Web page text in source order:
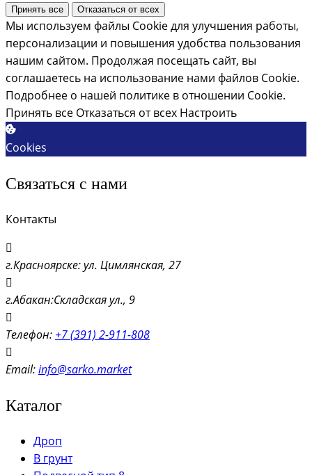
Принять все Отказаться от всех
Мы используем файлы Cookie для улучшения работы,
персонализации и повышения удобства пользования
нашим сайтом. Продолжая посещать сайт, вы
соглашаетесь на использование нами файлов Cookie.
Подробнее о нашей политике в отношении Cookie.
Принять все Отказаться от всех Настроить
Cookies
Связаться с нами
Контакты
г.Красноярске: ул. Цимлянская, 27
г.Абакан:Складская ул., 9
Телефон: +7 (391) 2-911-808
Email:info@sarko.market
Каталог
Дроп
В грунт